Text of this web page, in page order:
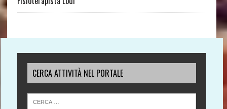
CERCA ATTIVITÀ NEL PORTALE